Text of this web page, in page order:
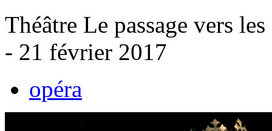
Théâtre Le passage vers
- 21 février 2017
opéra